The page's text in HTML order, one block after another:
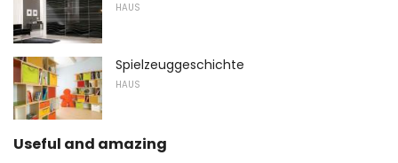
HAUS
Spielzeuggeschichte
HAUS
Useful and amazing